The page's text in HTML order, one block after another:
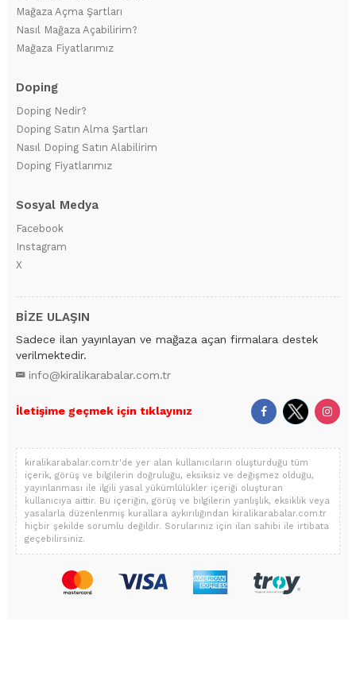
Mağaza Açma Şartları
Nasıl Mağaza Açabilirim?
Mağaza Fiyatlarımız
Doping
Doping Nedir?
Doping Satın Alma Şartları
Nasıl Doping Satın Alabilirim
Doping Fiyatlarımız
Sosyal Medya
Facebook
Instagram
X
BİZE ULAŞIN
Sadece ilan yayınlayan ve mağaza açan firmalara destek
verilmektedir.
info@kiralikarabalar.com.tr
İletişime geçmek için tıklayınız
kiralikarabalar.com.tr'de yer alan kullanıcıların oluşturduğu tüm
içerik, görüş ve bilgilerin doğruluğu, eksiksiz ve değişmez olduğu,
yayınlanması ile ilgili yasal yükümlülükler içeriği oluşturan
kullanıcıya aittir. Bu içeriğin, görüş ve bilgilerin yanlışlık, eksiklik veya
yasalarla düzenlenmiş kurallara aykırılığından kiralikarabalar.com.tr
hiçbir şekilde sorumlu değildir. Sorularınız için ilan sahibi ile irtibata
geçebilirsiniz.